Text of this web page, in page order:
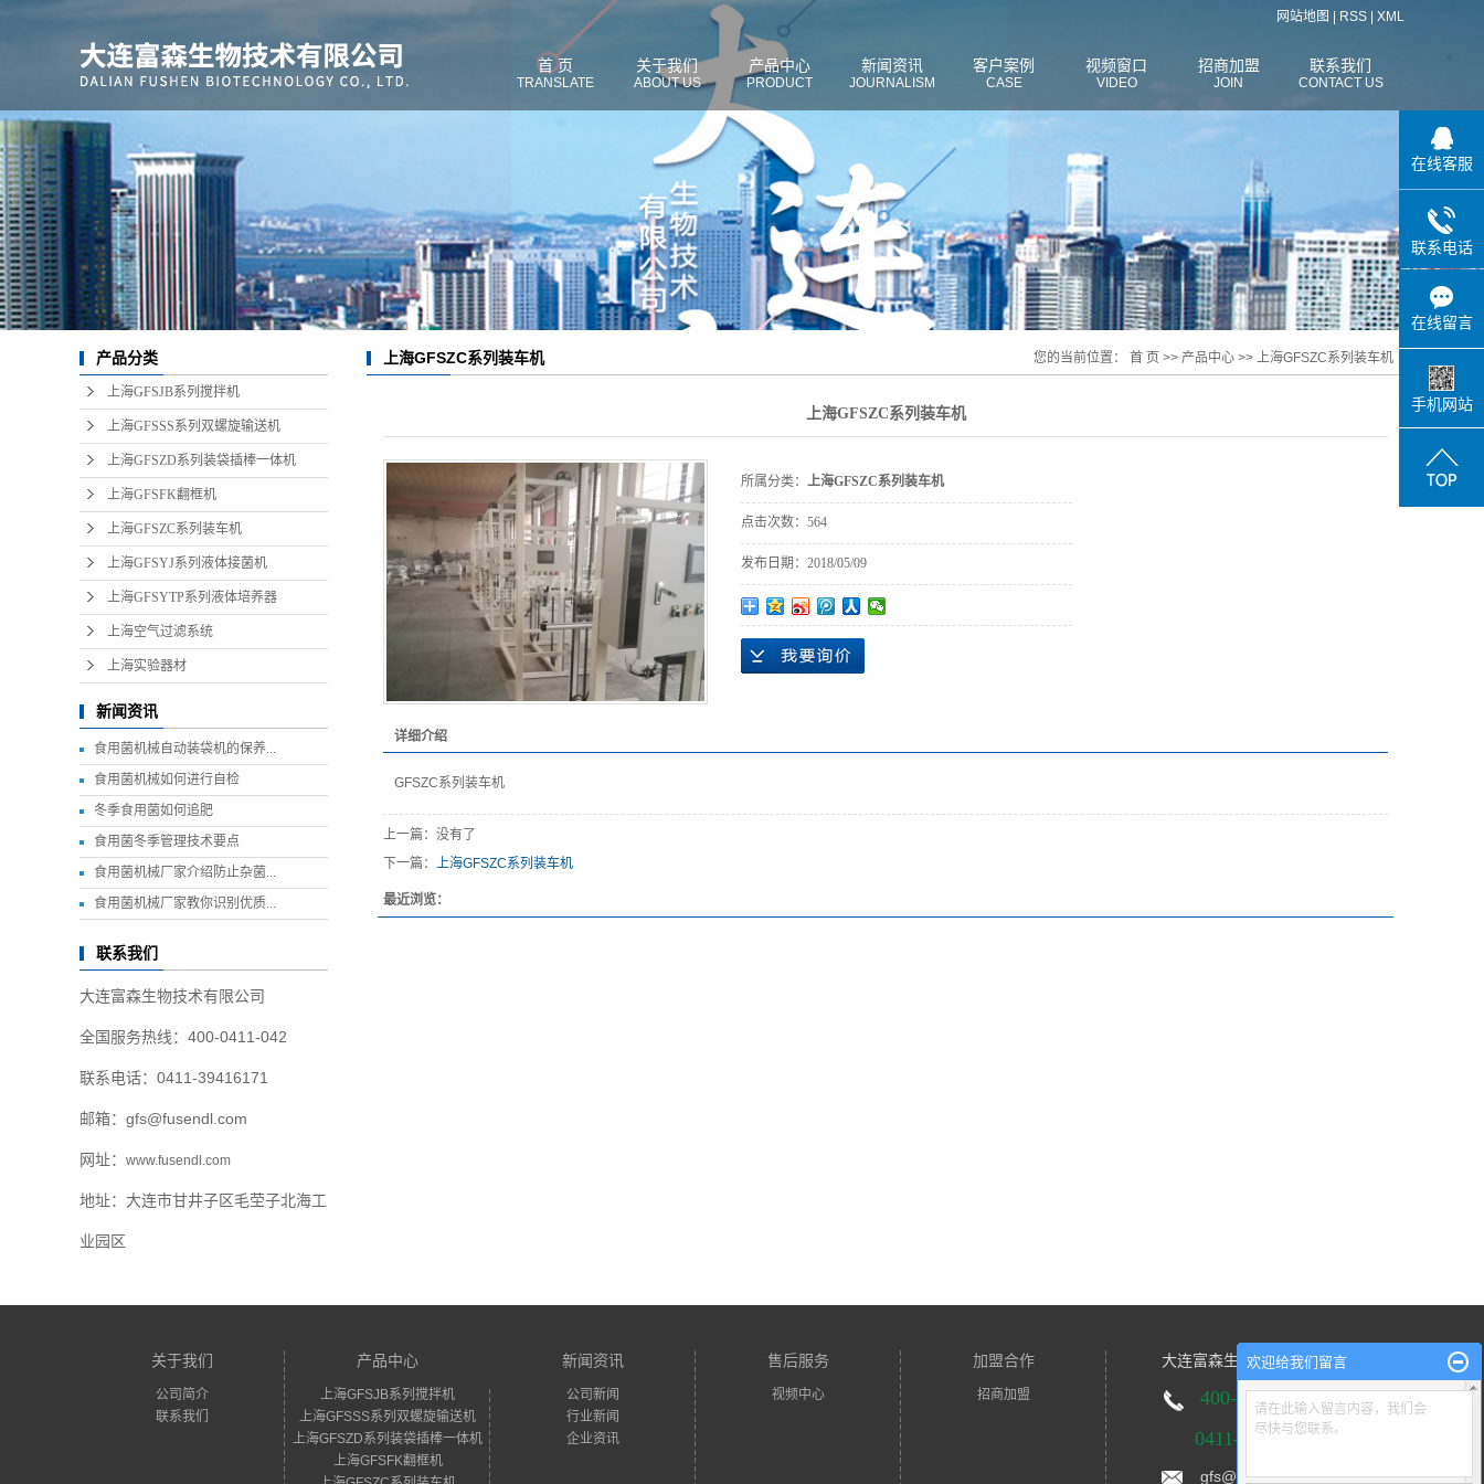
网站地图 RSS XML
首 页
TRANSLATE
关于我们
ABOUT US
产品中心
PRODUCT
新闻资讯
JOURNALISM
客户案例
CASE
视频窗口
VIDEO
招商加盟
JOIN
联系我们
CONTACT US
产品分类
上海GFSJB系列搅拌机
上海GFSSS系列双螺旋输送机
上海GFSZD系列装袋插棒一体机
上海GFSFK翻框机
上海GFSZC系列装车机
上海GFSYJ系列液体接菌机
上海GFSYTP系列液体培养器
上海空气过滤系统
上海实验器材
新闻资讯
食用菌机械自动装袋机的保养...
食用菌机械如何进行自检
冬季食用菌如何追肥
食用菌冬季管理技术要点
食用菌机械厂家介绍防止杂菌...
食用菌机械厂家教你识别优质...
联系我们
大连富森生物技术有限公司
全国服务热线：400-0411-042
联系电话： 0411-39416171
邮箱：gfs@fusendl.com
网址： www.fusendl.com
地址： 大连市甘井子区毛茔子北海工
业园区
上海GFSZC系列装车机 您的当前位置： 首 页 >> 产品中心 >> 上海GFSZC系列装车机
上海GFSZC系列装车机
所属分类： 上海GFSZC系列装车机
点击次数： 564
发布日期： 2018/05/09
详细介绍
GFSZC系列装车机
上一篇：没有了
下一篇： 上海GFSZC系列装车机
最近浏览：
关于我们
公司简介
联系我们
产品中心
上海GFSJB系列搅拌机
上海GFSSS系列双螺旋输送机
上海GFSZD系列装袋插棒一体机
上海GFSFK翻框机
新闻资讯
公司新闻
行业新闻
企业资讯
售后服务
视频中心
加盟合作
招商加盟
大连富森生物技术有限公司
400-0411-042
0411-39416171
gfs@fusendl.com
在线客服
联系电话
在线留言
手机网站
欢迎给我们留言
请在此输入留言内容，我们会
尽快与您联系。